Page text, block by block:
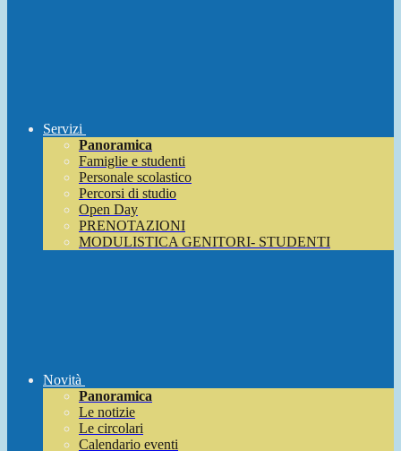
Servizi
Panoramica
Famiglie e studenti
Personale scolastico
Percorsi di studio
Open Day
PRENOTAZIONI
MODULISTICA GENITORI- STUDENTI
Novità
Panoramica
Le notizie
Le circolari
Calendario eventi